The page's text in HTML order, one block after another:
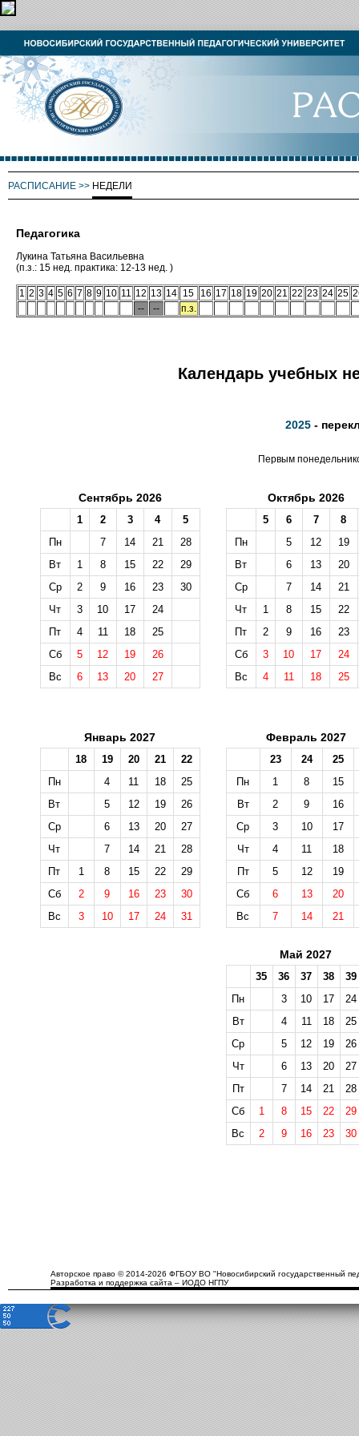
РАСПИСАНИЕ >> НЕДЕЛИ
Педагогика
Лукина Татьяна Васильевна
(п.з.: 15 нед. практика: 12-13 нед. )
1 2 3 4 5 6 7 8 9 10 11 12 13 14 15 16 17 18 19 20 21 22 23 24 25
--
-- п.з.
Календарь учебных
2025 -
Первым
Сентябрь 2026
1 2 3 4
5
Пн
7 14 21
28
Вт
1 8 15 22
29
Ср
2 9 16 23
30
Чт
3 10 17
24
Пт
4 11 18
25
Сб
5 12 19
26
Вс
6 13 20 27
Октябрь 2026
5 6 7
8
Пн
5 12
19
Вт
6 13
20
Ср
7 14
21
Чт
1 8 15
22
Пт
2 9 16
23
Сб
3 10 17
24
Вс
4 11 18 25
Январь 2027
18 19 20 21
22
Пн
4 11 18
25
Вт
5 12 19
26
Ср
6 13 20
27
Чт
7 14 21
28
Пт
1 8 15 22
29
Сб
2 9 16 23
30
Вс
3 10 17 24 31
Февраль 2027
23 24
25
Пн
1 8
15
Вт
2 9
16
Ср
3 10
17
Чт
4 11
18
Пт
5 12
19
Сб
6 13
20
Вс
7 14 21
Май 2027
35 36 37 38
39
Пн
3 10 17
24
Вт
4 11 18
25
Ср
5 12 19
26
Чт
6 13 20
27
Пт
7 14 21
28
Сб
1 8 15 22
29
Вс
2 9 16 23 30
Авторское право © 2014-2026 ФГБОУ ВО "Новосибирский государственный
Разработка и поддержка сайта – ИОДО НГПУ